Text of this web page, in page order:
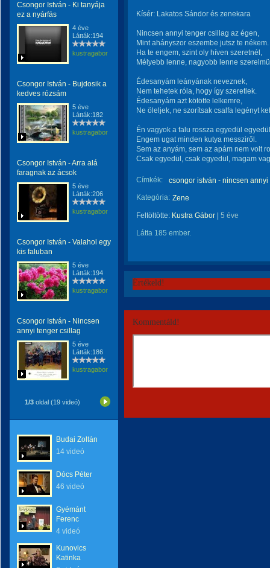
Csongor István - Ki tanyája
ez a nyárfás
4 éve
Látták:194
kustragabor
Csongor István - Bujdosik a
kedves rózsám
5 éve
Látták:182
kustragabor
Csongor István - Arra alá
faragnak az ácsok
5 éve
Látták:206
kustragabor
Csongor István - Valahol egy
kis faluban
5 éve
Látták:194
kustragabor
Csongor István - Nincsen
annyi tenger csillag
5 éve
Látták:186
kustragabor
1/3 oldal (19 videó)
Budai Zoltán
14 videó
Dócs Péter
46 videó
Gyémánt
Ferenc
4 videó
Kunovics
Katinka
Kísér: Lakatos Sándor és zenekara
Nincsen annyi tenger csillag az égen,
Mint ahányszor eszembe jutsz te nékem.
Ha te engem, szint oly híven szeretnél,
Mélyebb lenne, nagyobb lenne
Édesanyám leányának neveznek,
Nem tehetek róla, hogy így szeretlek.
Édesanyám azt kötötte lelkemre,
Ne öleljek, ne szorítsak csalfa legényt
Én vagyok a falu rossza egyedül
Engem ugat minden kutya messziről.
Sem az anyám, sem az apám nem volt
Csak egyedül, csak egyedül, magam
Címkék:
csongor istván - nincsen
Kategória: Zene
Feltöltötte: Kustra Gábor 5 éve
Látta 185 ember.
Értékeld!
Kommentáld!